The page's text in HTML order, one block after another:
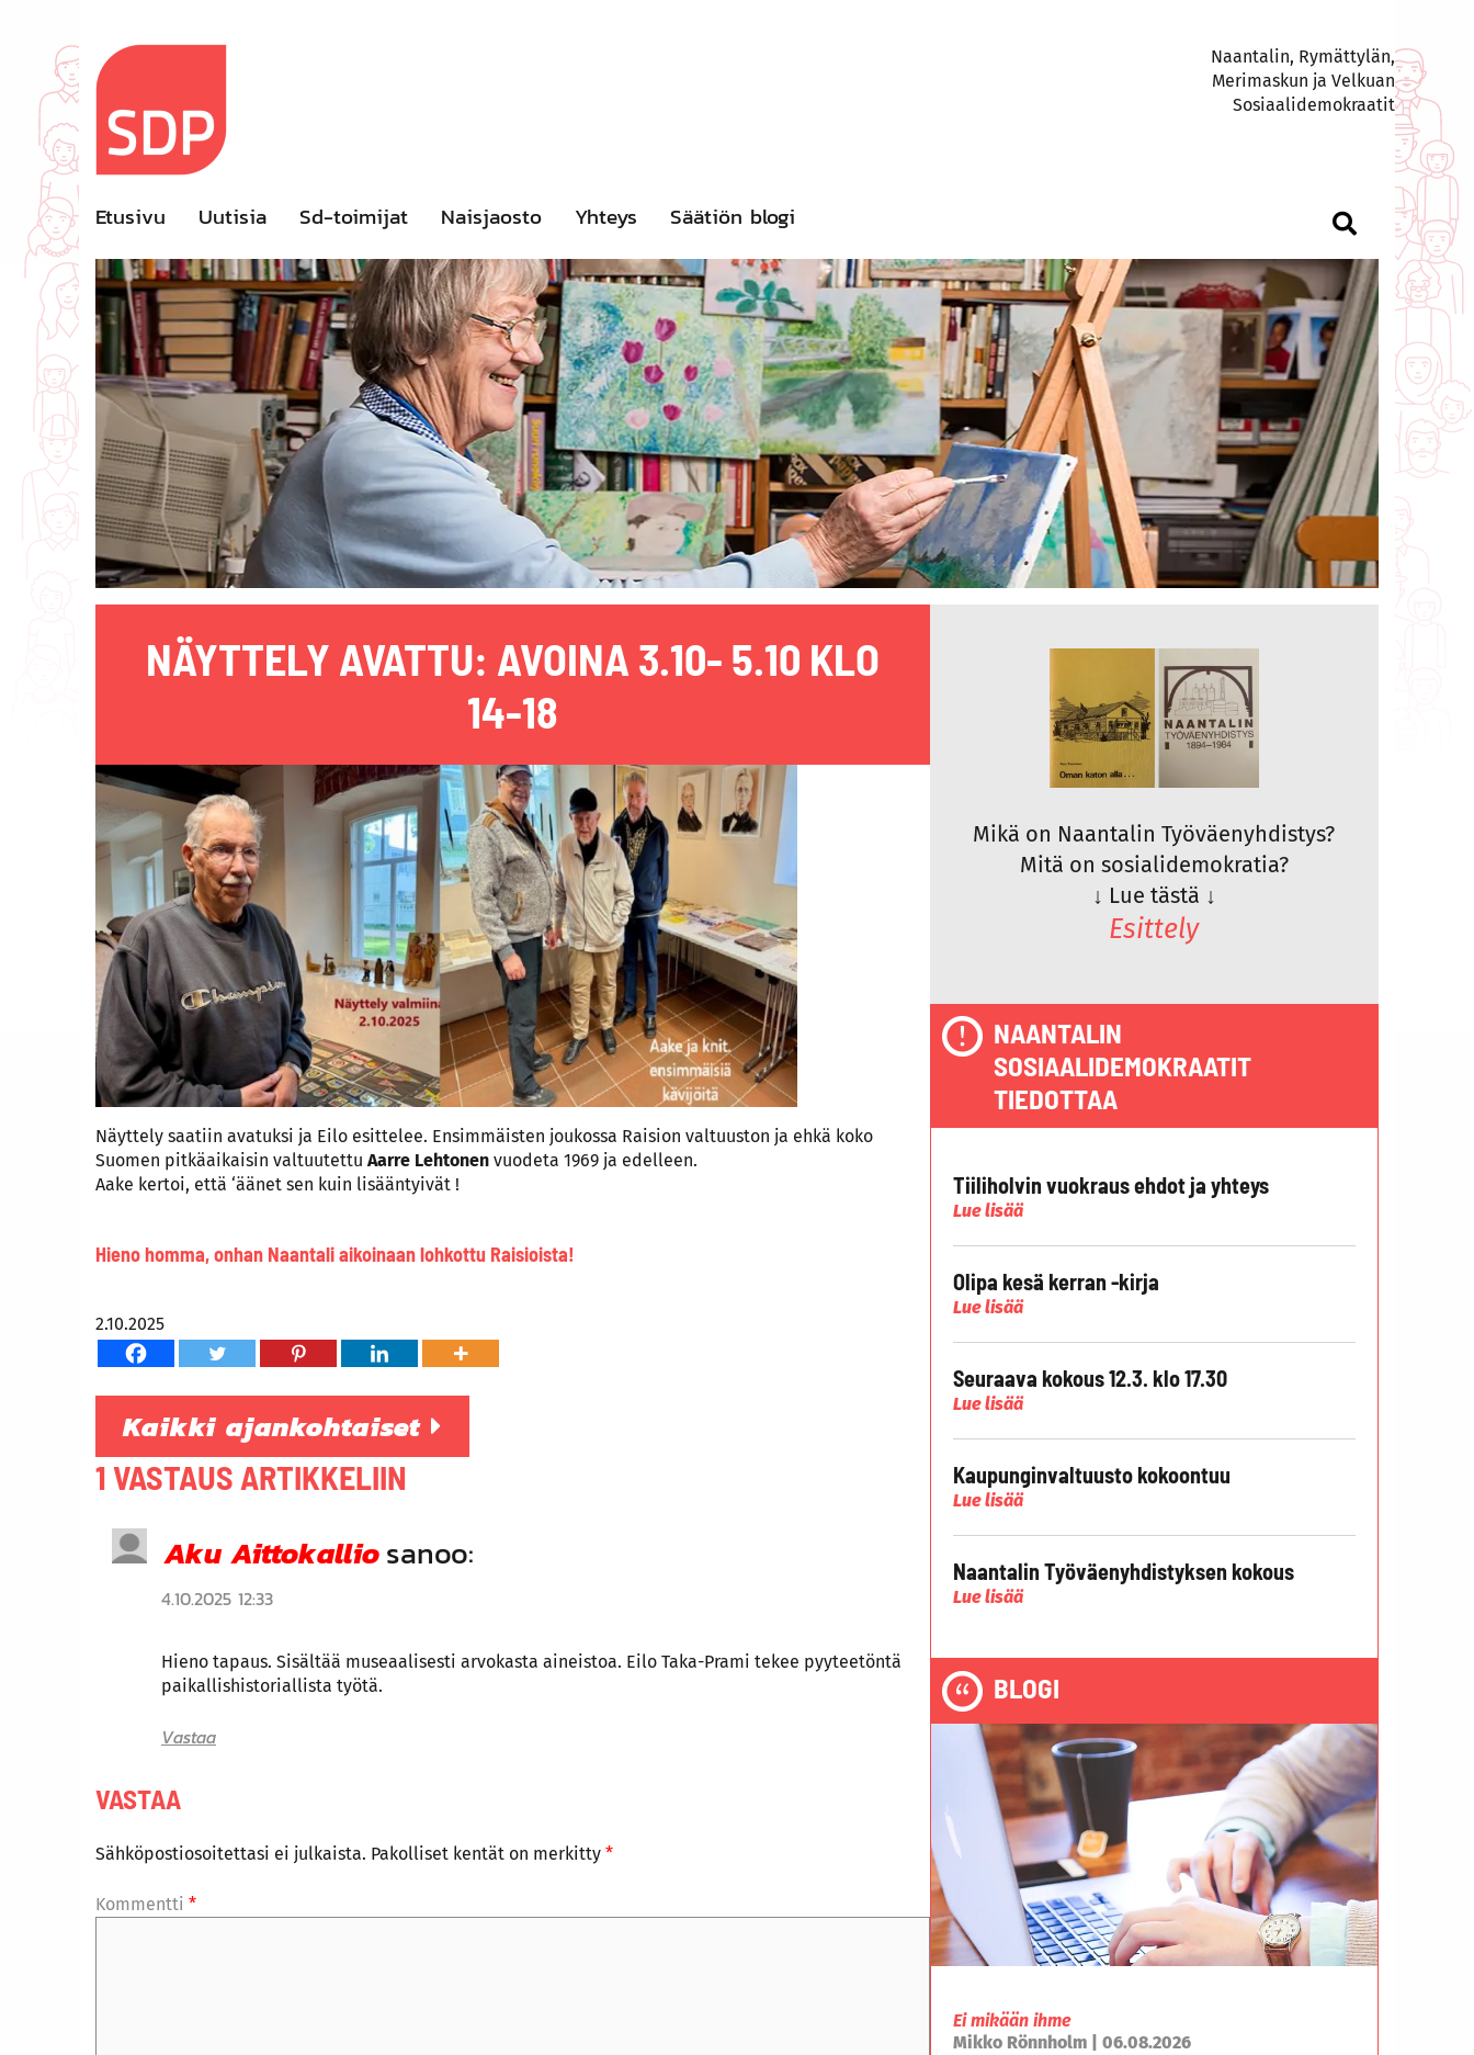
content
Naantalin, Rymättylän,
Merimaskun ja Velkuan
Sosiaalidemokraatit
Etusivu Uutisia Sd-toimijat Naisjaosto Yhteys Säätiön blogi
NÄYTTELY AVATTU: AVOINA 3.10- 5.10 KLO
14-18
Näyttely saatiin avatuksi ja Eilo esittelee. Ensimmäisten joukossa Raision valtuuston ja ehkä koko
Suomen pitkäaikaisin valtuutettu Aarre Lehtonen vuodeta 1969 ja edelleen.
Aake kertoi, että ‘äänet sen kuin lisääntyivät !
Hieno homma, onhan Naantali aikoinaan lohkottu Raisioista!
2.10.2025
Kaikki ajankohtaiset
1 VASTAUS ARTIKKELIIN
Aku Aittokalliosanoo:
4.10.2025 12:33
Hieno tapaus. Sisältää museaalisesti arvokasta aineistoa. Eilo Taka-Prami tekee pyyteetöntä
paikallishistoriallista työtä.
Vastaa
VASTAA
Sähköpostiosoitettasi ei julkaista. Pakolliset kentät on merkitty *
Kommentti *
Mikä on Naantalin Työväenyhdistys?
Mitä on sosialidemokratia?
↓ Lue tästä ↓
Esittely
NAANTALIN
SOSIAALIDEMOKRAATIT
TIEDOTTAA
Tiiliholvin vuokraus ehdot ja yhteys
Lue lisää
Olipa kesä kerran -kirja
Lue lisää
Seuraava kokous 12.3. klo 17.30
Lue lisää
Kaupunginvaltuusto kokoontuu
Lue lisää
Naantalin Työväenyhdistyksen kokous
Lue lisää
BLOGI
Ei mikään ihme
Mikko Rönnholm | 06.08.2026